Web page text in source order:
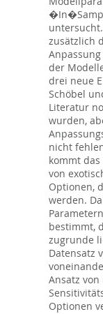
der
drei neue
Schöbel
Literatur
wurden,
nicht
kommt
von
Optionen,
werden.
bestimmt,
zugrunde
Datensatz
Ansatz
Optionen